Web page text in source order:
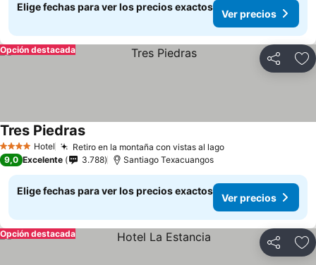
Elige fechas para ver los precios exactos
Ver precios
Compartir
Opción destacada
4 EstrellasHotel Retiro en la montaña con vistas al lagoVer precios
Tres PiedrasVer precios
9,0 Excelente 3.788 Santiago Texacuangos
Elige fechas para ver los precios exactos
Ver precios
Compartir
Opción destacada